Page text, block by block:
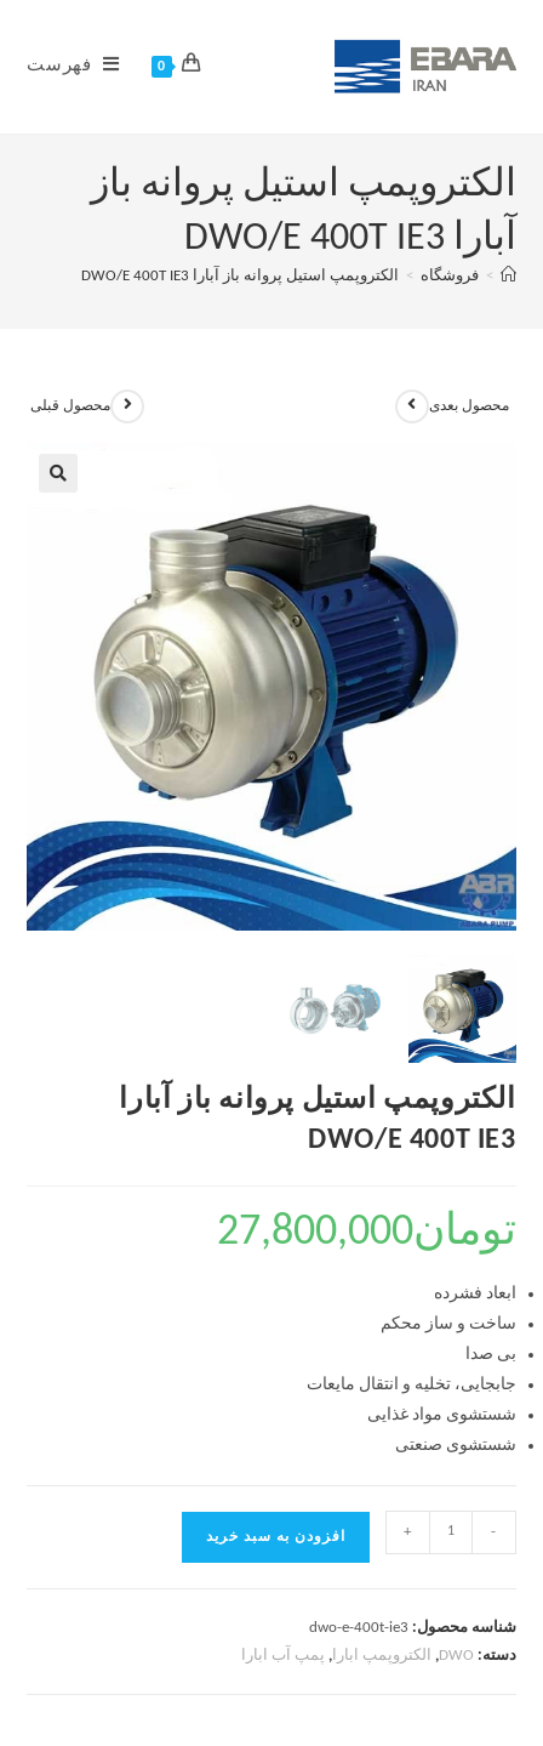
0 فهرست
الکتروپمپ استیل پروانه باز
آبارا DWO/E 400T IE3
> فروشگاه > الکتروپمپ استیل پروانه باز آبارا DWO/E 400T IE3
محصول قبلی محصول بعدی
الکتروپمپ استیل پروانه باز آبارا
DWO/E 400T IE3
تومان27,800,000
ابعاد فشرده
ساخت و ساز محکم
بی صدا
جابجایی، تخلیه و انتقال مایعات
شستشوی مواد غذایی
شستشوی صنعتی
-
+ افزودن به سبد خرید
شناسه محصول: dwo-e-400t-ie3
دسته: DWO
, الکتروپمپ ابارا, پمپ آب ابارا